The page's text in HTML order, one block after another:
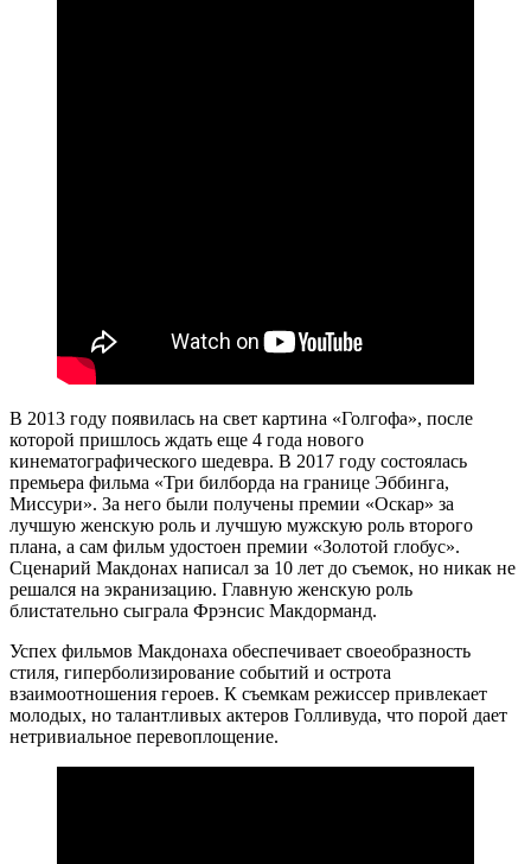
В 2013 году появилась на свет картина «Голгофа», после
которой пришлось ждать еще 4 года нового
кинематографического шедевра. В 2017 году состоялась
премьера фильма «Три билборда на границе Эббинга,
Миссури». За него были получены премии «Оскар» за
лучшую женскую роль и лучшую мужскую роль второго
плана, а сам фильм удостоен премии «Золотой глобус».
Сценарий Макдонах написал за 10 лет до съемок, но никак не
решался на экранизацию. Главную женскую роль
блистательно сыграла Фрэнсис Макдорманд.
Успех фильмов Макдонаха обеспечивает своеобразность
стиля, гиперболизирование событий и острота
взаимоотношения героев. К съемкам режиссер привлекает
молодых, но талантливых актеров Голливуда, что порой дает
нетривиальное перевоплощение.